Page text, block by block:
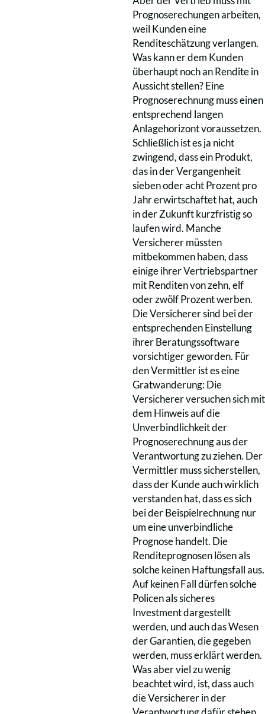
Prognoserechungen arbeiten,
weil Kunden eine
Renditeschätzung verlangen.
Was kann er dem Kunden
überhaupt noch an Rendite in
Aussicht stellen? Eine
Prognoserechnung muss einen
entsprechend langen
Anlagehorizont voraussetzen.
Schließlich ist es ja nicht
zwingend, dass ein Produkt,
das in der Vergangenheit
sieben oder acht Prozent pro
Jahr erwirtschaftet hat, auch
in der Zukunft kurzfristig so
laufen wird. Manche
Versicherer müssten
mitbekommen haben, dass
einige ihrer Vertriebspartner
mit Renditen von zehn, elf
oder zwölf Prozent werben.
Die Versicherer sind bei der
entsprechenden Einstellung
ihrer Beratungssoftware
vorsichtiger geworden. Für
den Vermittler ist es eine
Gratwanderung: Die
Versicherer versuchen sich mit
dem Hinweis auf die
Unverbindlichkeit der
Prognoserechnung aus der
Verantwortung zu ziehen. Der
Vermittler muss sicherstellen,
dass der Kunde auch wirklich
verstanden hat, dass es sich
bei der Beispielrechnung nur
um eine unverbindliche
Prognose handelt. Die
Renditeprognosen lösen als
solche keinen Haftungsfall aus.
Auf keinen Fall dürfen solche
Policen als sicheres
Investment dargestellt
werden, und auch das Wesen
der Garantien, die gegeben
werden, muss erklärt werden.
Was aber viel zu wenig
beachtet wird, ist, dass auch
die Versicherer in der